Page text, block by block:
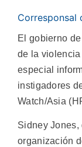
Corresponsal
El gobierno
de la
especial
instigadores
Watch/Asia
Sidney
organización